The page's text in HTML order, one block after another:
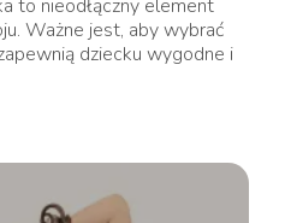
to nieodłączny element
Ważne jest, aby wybrać
dziecku wygodne i